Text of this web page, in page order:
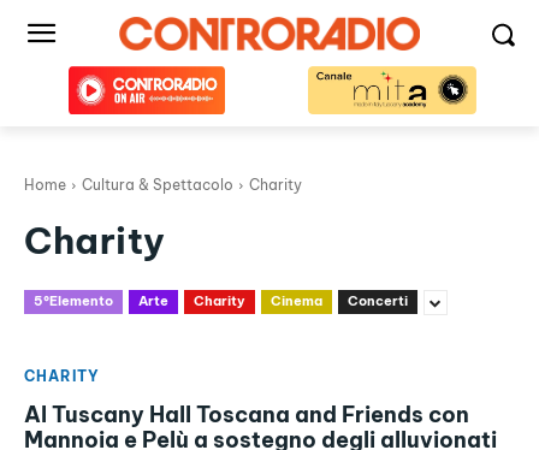
Home Cultura & Spettacolo Charity
Charity
5°Elemento Arte Charity Cinema Concerti
CHARITY
Al Tuscany Hall Toscana and Friends con
Mannoia e Pelù a sostegno degli alluvionati